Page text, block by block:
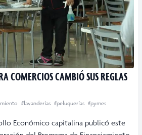
COMERCIOS CAMBIÓ SUS REGLAS
#lavanderías #peluquerías #pymes
Económico capitalina publicó este